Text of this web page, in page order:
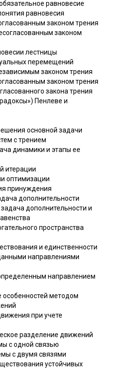
равновесие
равновесия
законом трения
законом
лестницы
перемещений
законом трения
законом трения
закона трения
Пенлеве и
основной задачи
с трением
динамики и этапы ее
итерации
оптимизации
принуждения
дополнительности
дополнительности и
пространства
и единственности
направлениями
направлением
особенностей методом
при учете
разделение движений
с одной связью
с двумя связями
устойчивых